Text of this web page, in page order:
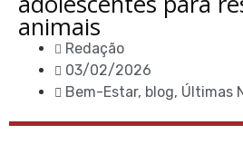
animais
Redação
03/02/2026
Bem-Estar, blog, Últimas